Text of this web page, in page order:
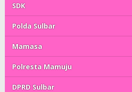
SDK
Polda Sulbar
Mamasa
Polresta Mamuju
DPRD Sulbar